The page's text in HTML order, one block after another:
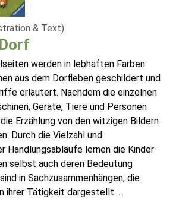
& Text)
werden in lebhaften Farben
aus dem Dorfleben geschildert und
erläutert. Nachdem die einzelnen
Geräte, Tiere und Personen
Erzählung von den witzigen Bildern
Durch die Vielzahl und
Handlungsabläufe lernen die Kinder
selbst auch deren Bedeutung
in Sachzusammenhängen, die
ihrer Tätigkeit dargestellt. ...